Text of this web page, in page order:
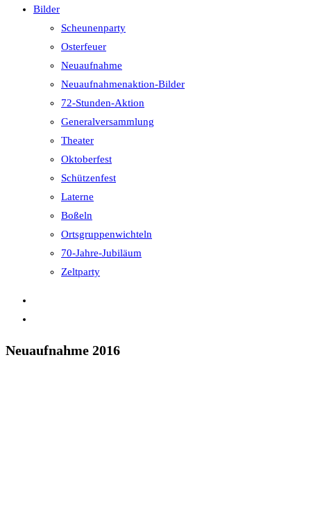
Bilder
Scheunenparty
Osterfeuer
Neuaufnahme
Neuaufnahmenaktion-Bilder
72-Stunden-Aktion
Generalversammlung
Theater
Oktoberfest
Schützenfest
Laterne
Boßeln
Ortsgruppenwichteln
70-Jahre-Jubiläum
Zeltparty
Neuaufnahme 2016